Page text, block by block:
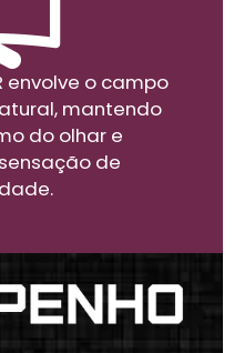
envolve o campo
mantendo
do olhar e
de